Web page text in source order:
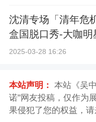
沈清专场「清年危
盒国脱口秀-大咖明
州站
2025-03-28 16:26
本站声明： 本站《吴
诺"网友投稿，仅作为
果侵犯了您的权益，请